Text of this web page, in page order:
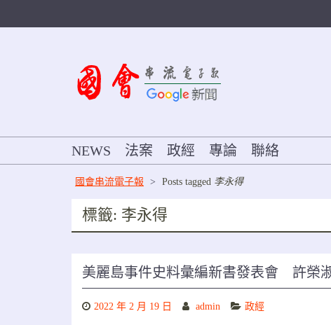
NEWS 法案 政經 專論 聯絡
國會串流電子報 > Posts tagged 李永得
標籤: 李永得
美麗島事件史料彙編新書發表會 許榮
2022 年 2 月 19 日 admin 政經